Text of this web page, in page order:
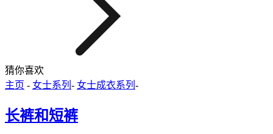
猜你喜欢
主页 - 女士系列 - 女士成衣系列 -
长裤和短裤